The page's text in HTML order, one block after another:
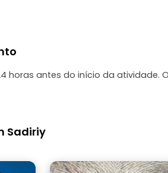
horas antes do início da atividade.
Sadiriy